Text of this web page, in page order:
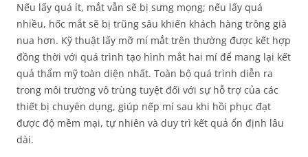
Nếu lấy quá ít, mắt vẫn sẽ bị sưng mọng; nếu lấy quá
nhiều, hốc mắt sẽ bị trũng sâu khiến khách hàng trông già
nua hơn. Kỹ thuật lấy mỡ mí mắt trên thường được kết hợp
đồng thời với quá trình tạo hình mắt hai mí để mang lại kết
quả thẩm mỹ toàn diện nhất. Toàn bộ quá trình diễn ra
trong môi trường vô trùng tuyệt đối với sự hỗ trợ của các
thiết bị chuyên dụng, giúp nếp mí sau khi hồi phục đạt
được độ mềm mại, tự nhiên và duy trì kết quả ổn định lâu
dài.